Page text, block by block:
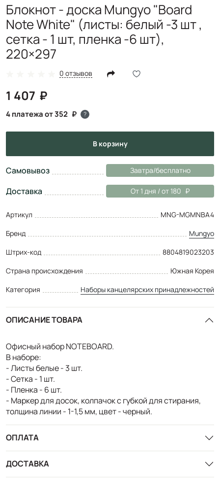
Блокнот - доска Mungyo "Board
Note White" (листы: белый -3 шт ,
сетка - 1 шт, пленка -6 шт),
220×297
0 отзывов
1 407
4 платежа от 352 ?
в корзину
Самовывоз Завтра/бесплатно
Доставка От 1 дня / от 180
Артикул
MNG-MGMNBA4
Бренд
Mungyo
Штрих-код
8804819023203
Страна происхождения
Южная Корея
Категория
Наборы канцелярских принадлежностей
ОПИСАНИЕ ТОВАРА
Офисный набор NOTEBOARD.
В наборе:
- Листы белые - 3 шт.
- Сетка - 1 шт.
- Пленка - 6 шт.
- Маркер для досок, колпачок с губкой для стирания,
толщина линии - 1-1,5 мм, цвет - черный.
ОПЛАТА
ДОСТАВКА